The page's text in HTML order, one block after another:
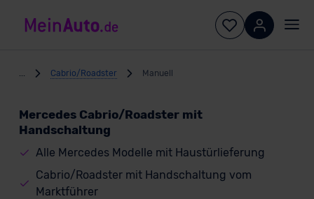
Cabrio/Roadster Manuell
Mercedes Cabrio/Roadster mit
Handschaltung
Alle Mercedes Modelle mit Haustürlieferung
Cabrio/Roadster mit Handschaltung vom
Marktführer